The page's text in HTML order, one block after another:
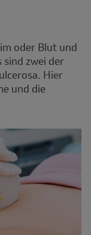
oder Blut und
sind zwei der
Hier
und die